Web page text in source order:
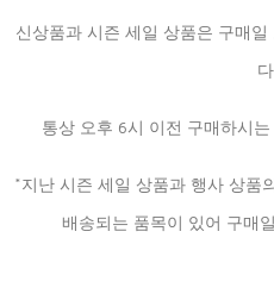
신상품과 시즌 세일 상품은 구매
통상 오후 6시 이전 구매하시
*지난 시즌 세일 상품과 행사 상품
배송되는 품목이 있어 구매